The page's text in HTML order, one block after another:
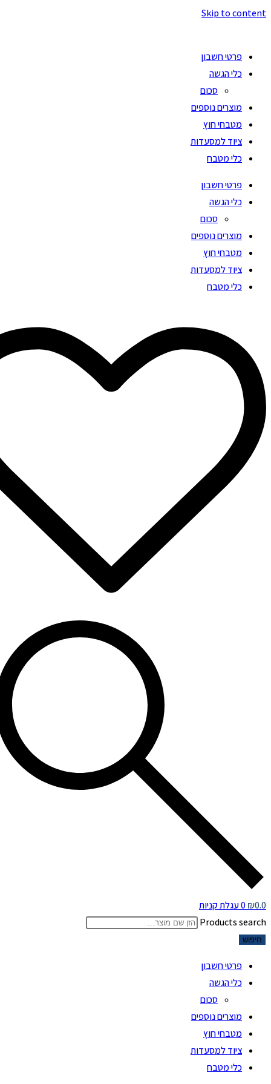
Skip to content
פרטי חשבון
כלי הגשה
סכום
מוצרים נוספים
מטבחי חוץ
ציוד למסעדות
כלי מטבח
פרטי חשבון
כלי הגשה
סכום
מוצרים נוספים
מטבחי חוץ
ציוד למסעדות
כלי מטבח
₪0.0
0 עגלת קניות
Products search
חיפוש
פרטי חשבון
כלי הגשה
סכום
מוצרים נוספים
מטבחי חוץ
ציוד למסעדות
כלי מטבח